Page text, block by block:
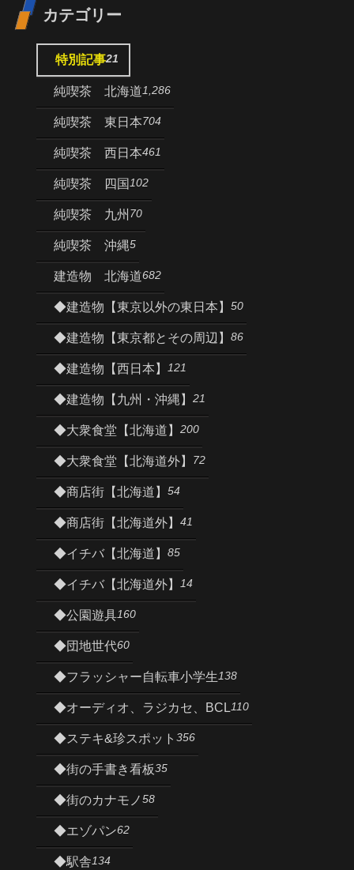
カテゴリー
特別記事21
純喫茶 北海道1,286
純喫茶 東日本704
純喫茶 西日本461
純喫茶 四国102
純喫茶 九州 70
純喫茶 沖縄5
建造物 北海道682
◆建造物【東京以外の東日本】 50
◆建造物【東京都とその周辺】 86
◆建造物【西日本】 121
◆建造物【九州・沖縄】 21
◆大衆食堂【北海道】 200
◆大衆食堂【北海道外】 72
◆商店街【北海道】 54
◆商店街【北海道外】 41
◆イチバ【北海道】 85
◆イチバ【北海道外】 14
◆公園遊具160
◆団地世代60
◆フラッシャー自転車小学生138
◆オーディオ、ラジカセ、BCL110
◆ステキ&珍スポット 356
◆街の手書き看板35
◆街のカナモノ58
◆エゾパン62
◆駅舎134